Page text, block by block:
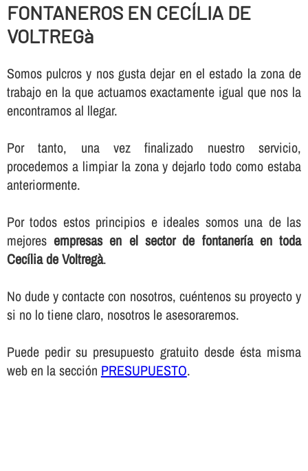
FONTANEROS EN CECÍLIA DE
VOLTREGà
Somos pulcros y nos gusta dejar en el estado la zona de
trabajo en la que actuamos exactamente igual que nos la
encontramos al llegar.
Por tanto, una vez finalizado nuestro servicio,
procedemos a limpiar la zona y dejarlo todo como estaba
anteriormente.
Por todos estos principios e ideales somos una de las
mejoresempresas en el sector de fontanerí­a en toda
Cecília de Voltregà.
No dude y contacte con nosotros, cuéntenos su proyecto y
si no lo tiene claro, nosotros le asesoraremos.
Puede pedir su presupuesto gratuito desde ésta misma
web en la sección PRESUPUESTO.